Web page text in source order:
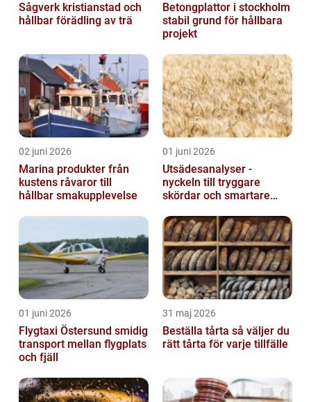
Sågverk kristianstad och
hållbar förädling av trä
Betongplattor i stockholm
stabil grund för hållbara
projekt
02 juni 2026
Marina produkter från
kustens råvaror till
hållbar smakupplevelse
01 juni 2026
Utsädesanalyser -
nyckeln till tryggare
skördar och smartare
01 juni 2026
Flygtaxi Östersund smidig
transport mellan flygplats
och fjäll
31 maj 2026
Beställa tårta så väljer du
rätt tårta för varje tillfälle